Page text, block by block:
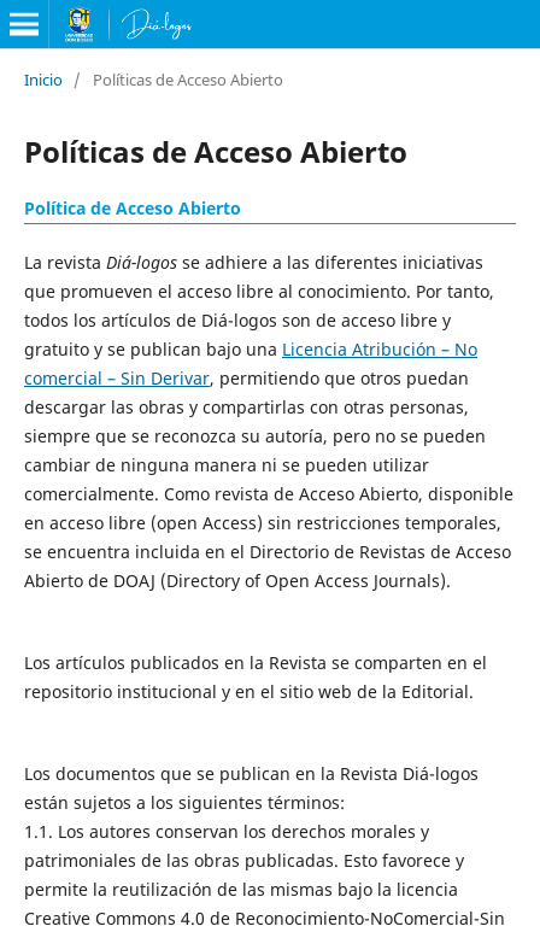
Inicio / Políticas de Acceso Abierto
Políticas de Acceso Abierto
Política de Acceso Abierto
La revista Diá-logosse adhiere a las diferentes iniciativas
que promueven el acceso libre al conocimiento. Por tanto,
todos los artículos de Diá-logos son de acceso libre y
gratuito y se publican bajo una Licencia Atribución – No
comercial – Sin Derivar, permitiendo que otros puedan
descargar las obras y compartirlas con otras personas,
siempre que se reconozca su autoría, pero no se pueden
cambiar de ninguna manera ni se pueden utilizar
comercialmente. Como revista de Acceso Abierto, disponible
en acceso libre (open Access) sin restricciones temporales,
se encuentra incluida en el Directorio de Revistas de Acceso
Abierto de DOAJ (Directory of Open Access Journals).
Los artículos publicados en la Revista se comparten en el
repositorio institucional y en el sitio web de la Editorial.
Los documentos que se publican en la Revista Diá-logos
están sujetos a los siguientes términos:
1.1. Los autores conservan los derechos morales y
patrimoniales de las obras publicadas. Esto favorece y
permite la reutilización de las mismas bajo la licencia
Creative Commons 4.0 de Reconocimiento-NoComercial-Sin